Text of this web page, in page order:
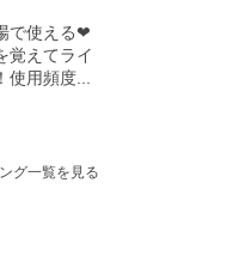
で使える❤
覚えてライ
使用頻度...
グ一覧を見る